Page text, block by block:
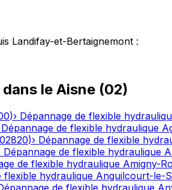
Landifay-et-Bertaignemont :
dans le Aisne (02)
)› Dépannage de flexible
Dépannage de flexible hydraulique
02820)› Dépannage de flexible
Dépannage de flexible hydraulique
de flexible hydraulique Amigny-
flexible hydraulique Anguilcourt-le-